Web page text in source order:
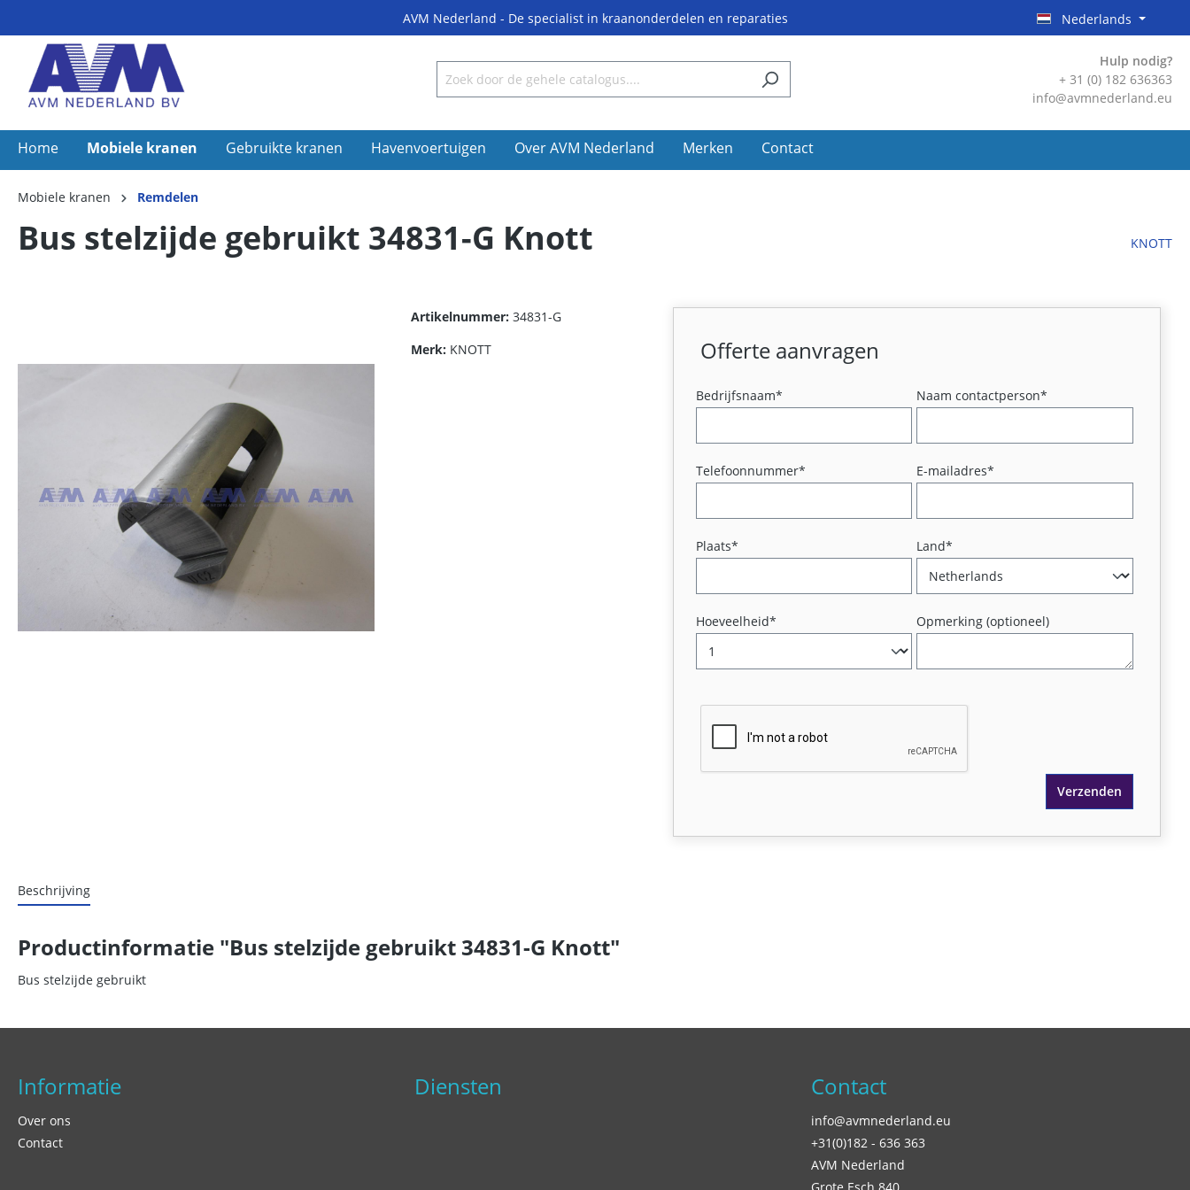
AVM Nederland - De specialist in kraanonderdelen en reparaties Nederlands
Hulp nodig?
+ 31 (0) 182 636363
info@avmnederland.eu
Home Mobiele kranen Gebruikte kranen Havenvoertuigen Over AVM Nederland Merken Contact
Mobiele kranen Remdelen
Bus stelzijde gebruikt 34831-G Knott KNOTT
Artikelnummer: 34831-G
Merk: KNOTT Offerte aanvragen
Bedrijfsnaam* Naam contactperson*
Telefoonnummer* E-mailadres*
Plaats* Land*
Hoeveelheid* Opmerking (optioneel)
Verzenden
Beschrijving
Productinformatie "Bus stelzijde gebruikt 34831-G Knott"
Bus stelzijde gebruikt
Informatie
Over ons
Contact
Diensten Contact
info@avmnederland.eu
+31(0)182 - 636 363
AVM Nederland